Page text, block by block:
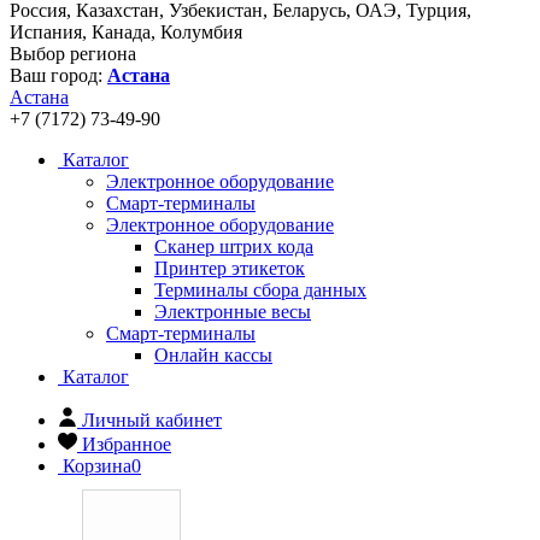
Россия, Казахстан, Узбекистан, Беларусь, ОАЭ, Турция,
Испания, Канада, Колумбия
Выбор региона
Ваш город: Астана
Астана
+7 (7172) 73-49-90
Каталог
Электронное оборудование
Смарт-терминалы
Электронное оборудование
Сканер штрих кода
Принтер этикеток
Терминалы сбора данных
Электронные весы
Смарт-терминалы
Онлайн кассы
Каталог
Личный кабинет
Избранное
Корзина0